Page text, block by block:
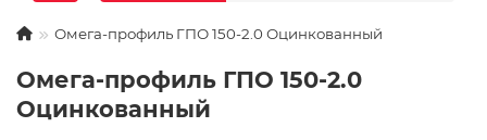
Омега-профиль ГПО 150-2.0 Оцинкованный
Омега-профиль ГПО 150-2.0
Оцинкованный